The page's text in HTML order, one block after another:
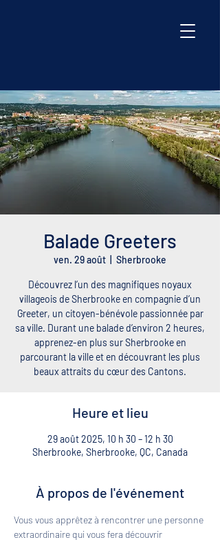
Balade Greeters
ven. 29 août Sherbrooke
Découvrez l’un des magnifiques noyaux
villageois de Sherbrooke en compagnie d’un
Greeter, un citoyen-bénévole passionnée par
sa ville. Durant une balade d’environ 2 heures,
apprenez-en plus sur Sherbrooke en
parcourant la ville et en découvrant les plus
beaux attraits du cœur des Cantons.
Heure et lieu
29 août 2025, 10 h 30 – 12 h 30
Sherbrooke, Sherbrooke, QC, Canada
À propos de l'événement
Vous vous apprêtez à rencontrer une personne
extraordinaire qui vous fera découvrir